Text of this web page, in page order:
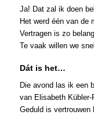
Ja! Dat zal ik doen
Het werd één van de
Vertragen is zo
Te vaak willen we
Dát is het…
Die avond las ik een
van Elisabeth
Geduld is vertrouwen